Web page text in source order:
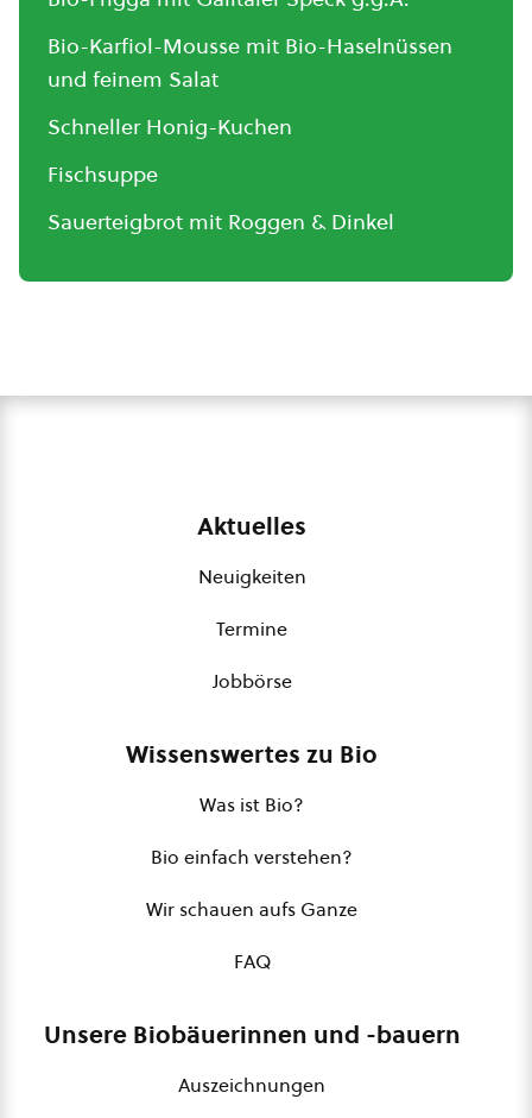
Bio-Karfiol-Mousse mit Bio-Haselnüssen
und feinem Salat
Schneller Honig-Kuchen
Fischsuppe
Sauerteigbrot mit Roggen & Dinkel
Aktuelles
Neuigkeiten
Termine
Jobbörse
Wissenswertes zu Bio
Was ist Bio?
Bio einfach verstehen?
Wir schauen aufs Ganze
FAQ
Unsere Biobäuerinnen und -bauern
Auszeichnungen